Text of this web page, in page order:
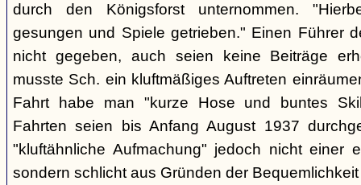
durch den Königsforst unternommen.
gesungen und Spiele getrieben." Einen Führer
nicht gegeben, auch seien keine Beiträge
musste Sch. ein kluftmäßiges Auftreten
Fahrt habe man "kurze Hose und buntes
Fahrten seien bis Anfang August 1937
"kluftähnliche Aufmachung" jedoch nicht einer
sondern schlicht aus Gründen der